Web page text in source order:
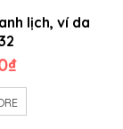
lịch, ví da
₫